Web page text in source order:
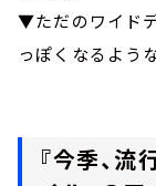
▼ただのワイド
っぽくなるよう
『今季、